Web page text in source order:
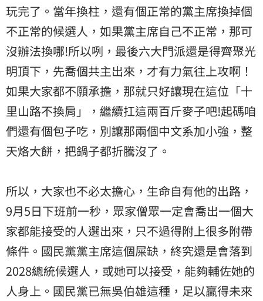
玩完了。當年換柱，還有個正常的黨主席換掉個
不正常的候選人，如果黨主席自己不正常，那可
沒辦法換哪!所以咧，最後六大門派還是得齊聚光
明頂下，先喬個共主出來，才有力氣往上攻啊！
如果大家都不願承擔，那就只好讓現在這位「十
里山路不換肩」，繼續扛這兩百斤麥子吧!起碼咱
們還有個包子吃，別讓那兩個中文系加小強，整
天烙大餅，把鍋子都折騰沒了。
所以，大家也不必太擔心，生命自有他的出路，
9月5日下班前一秒，眾家僧眾一定會喬出一個大
家都能接受的人選出來，只不過得附上很多附帶
條件。國民黨黨主席這個屎缺，終究還是會落到
2028總統候選人，或她可以接受，能夠輔佐她的
人身上。國民黨已無吳伯雄這種，足以贏得未來